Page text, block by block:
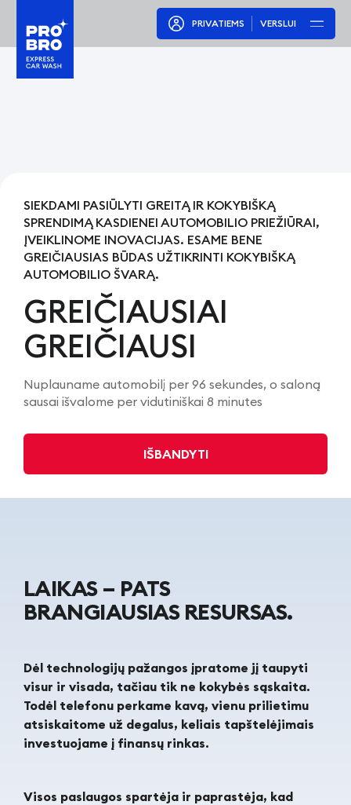
PRIVATIEMS VERSLUI
SIEKDAMI PASIŪLYTI GREITĄ IR KOKYBIŠKĄ
SPRENDIMĄ KASDIENEI AUTOMOBILIO PRIEŽIŪRAI,
ĮVEIKLINOME INOVACIJAS. ESAME BENE
GREIČIAUSIAS BŪDAS UŽTIKRINTI KOKYBIŠKĄ
AUTOMOBILIO ŠVARĄ.
GREIČIAUSIAI
GREIČIAUSI
Nuplauname automobilį per 96 sekundes, o saloną
sausai išvalome per vidutiniškai 8 minutes
IŠBANDYTI
LAIKAS – PATS
BRANGIAUSIAS RESURSAS.
Dėl technologijų pažangos įpratome jį taupyti
visur ir visada, tačiau tik ne kokybės sąskaita.
Todėl telefonu perkame kavą, vienu prilietimu
atsiskaitome už degalus, keliais tapštelėjimais
investuojame į finansų rinkas.
Visos paslaugos spartėja ir paprastėja, kad